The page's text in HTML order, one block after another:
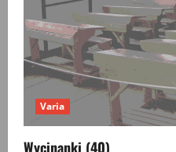
Varia
Wycinanki (40)